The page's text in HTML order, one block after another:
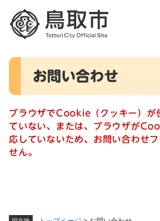
メニューを飛ばして
本
お問い合わせ
ブラウザでCookie（クッキー）が
ていない、または、ブラウザが
応していないため、お問い合わせ
せん。